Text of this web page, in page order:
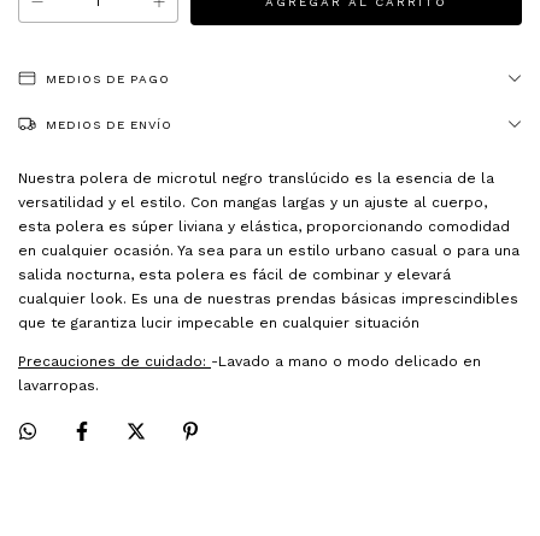
MEDIOS DE PAGO
MEDIOS DE ENVÍO
Nuestra polera de microtul negro translúcido es la esencia de la
versatilidad y el estilo. Con mangas largas y un ajuste al cuerpo,
esta polera es súper liviana y elástica, proporcionando comodidad
en cualquier ocasión. Ya sea para un estilo urbano casual o para una
salida nocturna, esta polera es fácil de combinar y elevará
cualquier look. Es una de nuestras prendas básicas imprescindibles
que te garantiza lucir impecable en cualquier situación
Precauciones de cuidado: -Lavado a mano o modo delicado en
lavarropas.